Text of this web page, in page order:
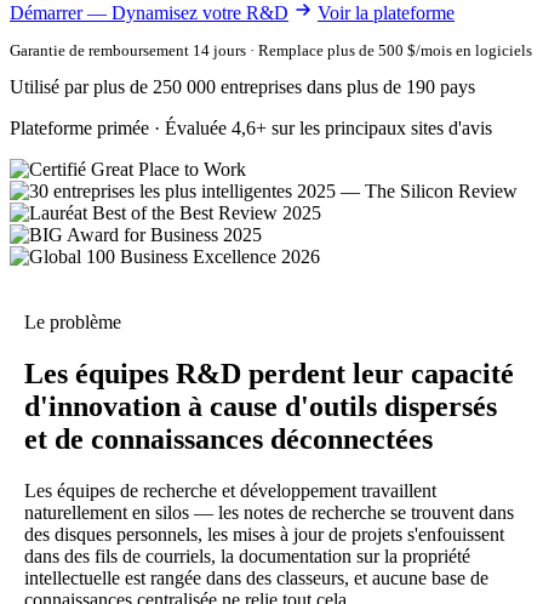
Démarrer — Dynamisez votre R&D Voir la plateforme
Garantie de remboursement 14 jours · Remplace plus de 500 $/mois en logiciels
Utilisé par plus de 250 000 entreprises dans plus de 190 pays
Plateforme primée · Évaluée 4,6+ sur les principaux sites d'avis
Le problème
Les équipes R&D perdent leur capacité
d'innovation à cause d'outils dispersés
et de connaissances déconnectées
Les équipes de recherche et développement travaillent
naturellement en silos — les notes de recherche se trouvent dans
des disques personnels, les mises à jour de projets s'enfouissent
dans des fils de courriels, la documentation sur la propriété
intellectuelle est rangée dans des classeurs, et aucune base de
connaissances centralisée ne relie tout cela.